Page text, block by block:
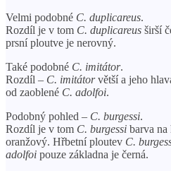
Velmi podobné C. duplicareus.
Rozdíl je v tom C. duplicareus širší
prsní ploutve je nerovný.
Také podobné C. imitátor.
Rozdíl – C. imitátorvětší a jeho
od zaoblené C. adolfoi.
Podobný pohled – C. burgessi.
Rozdíl je v tom C. burgessi barva na
oranžový. Hřbetní ploutev C.
adolfoi pouze základna je černá.